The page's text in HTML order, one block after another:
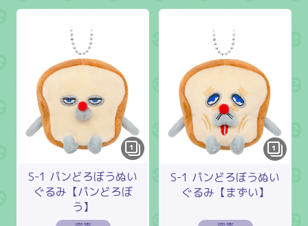
1
S-1 パンどろぼうぬい
ぐるみ【パンどろぼ
う】
1
S-1 パンどろぼうぬい
ぐるみ【まずい】